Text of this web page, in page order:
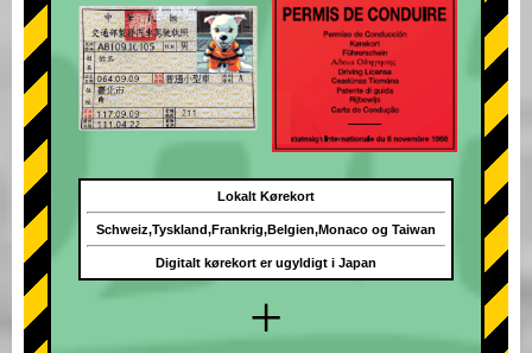
+
Lokalt Kørekort
Schweiz,Tyskland,Frankrig,Belgien,Monaco og Taiwan
Digitalt kørekort er ugyldigt i Japan